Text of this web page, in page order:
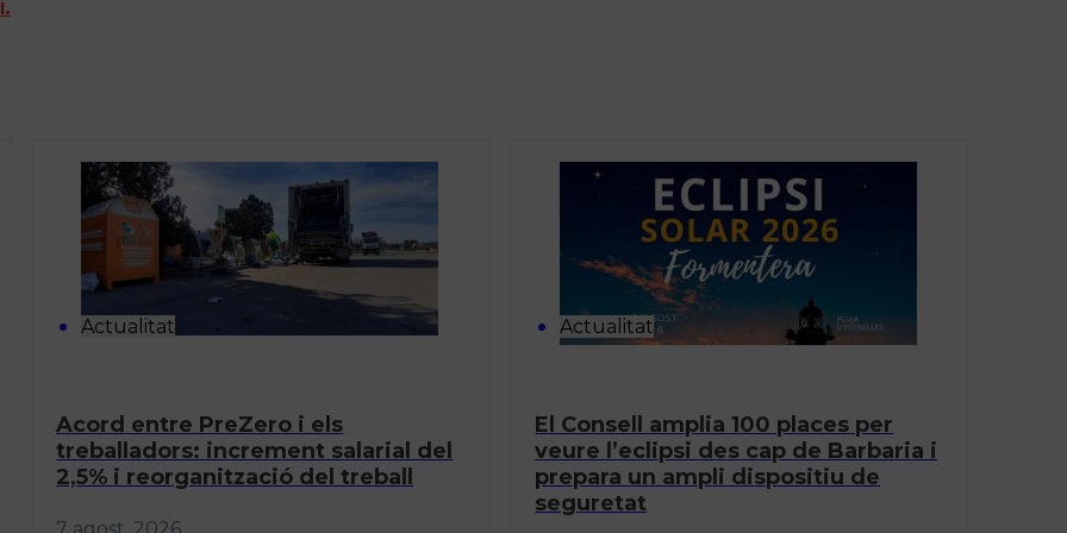
Actualitat
Acord entre PreZero i els
treballadors: increment salarial del
2,5% i reorganització del treball
Actualitat
El Consell amplia 100 places per
veure l’eclipsi des cap de Barbaria i
prepara un ampli dispositiu de
seguretat